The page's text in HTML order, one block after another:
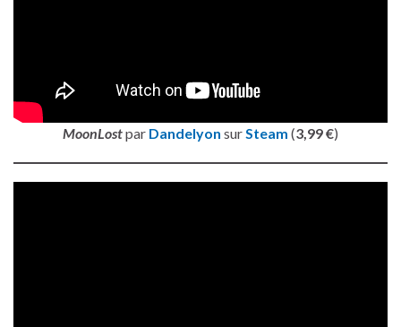
MoonLostpar Dandelyon surSteam (3,99 €)